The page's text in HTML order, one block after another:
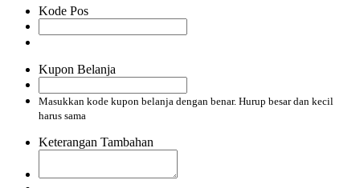
Kode Pos
Kupon Belanja
Masukkan kode kupon belanja dengan benar. Hurup besar dan kecil
harus sama
Keterangan Tambahan